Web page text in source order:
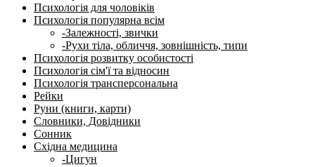
Психологія для чоловіків
Психологія популярна всім
-Залежності, звички
-Рухи тіла, обличчя, зовнішність, типи
Психологія розвитку особистості
Психологія сім'ї та відносин
Психологія трансперсональна
Рейки
Руни (книги, карти)
Словники, Довідники
Сонник
Східна медицина
-Цигун